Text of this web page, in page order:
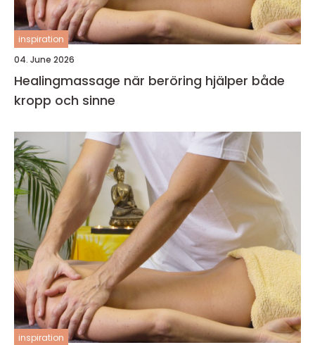
inspiration
04. June 2026
Healingmassage när beröring hjälper både
kropp och sinne
inspiration